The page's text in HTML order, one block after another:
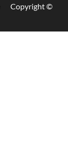
Copyright ©